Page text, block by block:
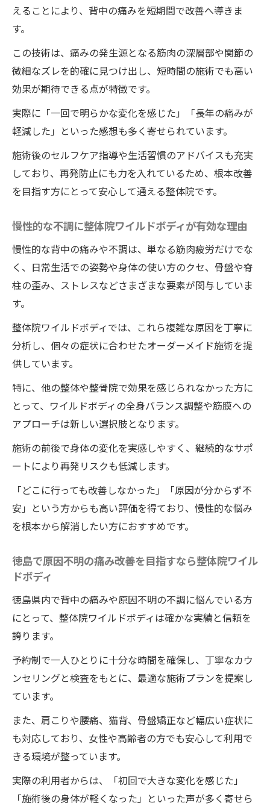
えることにより、背中の痛みを短期間で改善へ導きま
す。
この技術は、痛みの発生源となる筋肉の深層部や関節の
微細なズレを的確に見つけ出し、短時間の施術でも高い
効果が期待できる点が特徴です。
実際に「一回で明らかな変化を感じた」「長年の痛みが
軽減した」といった感想も多く寄せられています。
施術後のセルフケア指導や生活習慣のアドバイスも充実
しており、再発防止にも力を入れているため、根本改善
を目指す方にとって安心して通える整体院です。
慢性的な不調に整体院ワイルドボディが有効な理由
慢性的な背中の痛みや不調は、単なる筋肉疲労だけでな
く、日常生活での姿勢や身体の使い方のクセ、骨盤や脊
柱の歪み、ストレスなどさまざまな要素が関与していま
す。
整体院ワイルドボディでは、これら複雑な原因を丁寧に
分析し、個々の症状に合わせたオーダーメイド施術を提
供しています。
特に、他の整体や整骨院で効果を感じられなかった方に
とって、ワイルドボディの全身バランス調整や筋膜への
アプローチは新しい選択肢となります。
施術の前後で身体の変化を実感しやすく、継続的なサポ
ートにより再発リスクも低減します。
「どこに行っても改善しなかった」「原因が分からず不
安」という方からも高い評価を得ており、慢性的な悩み
を根本から解消したい方におすすめです。
徳島で原因不明の痛み改善を目指すなら整体院ワイル
ドボディ
徳島県内で背中の痛みや原因不明の不調に悩んでいる方
にとって、整体院ワイルドボディは確かな実績と信頼を
誇ります。
予約制で一人ひとりに十分な時間を確保し、丁寧なカウ
ンセリングと検査をもとに、最適な施術プランを提案し
ています。
また、肩こりや腰痛、猫背、骨盤矯正など幅広い症状に
も対応しており、女性や高齢者の方でも安心して利用で
きる環境が整っています。
実際の利用者からは、「初回で大きな変化を感じた」
「施術後の身体が軽くなった」といった声が多く寄せら